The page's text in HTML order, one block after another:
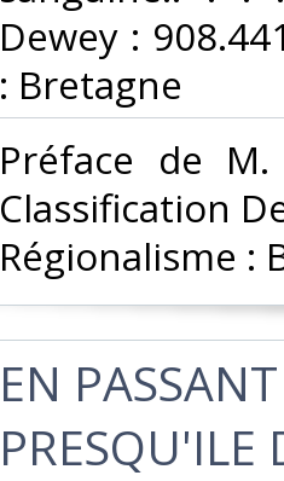
Dewey :
: Bretagne‎
‎Préface de
Classification
Régionalisme :
‎EN
PRESQU'ILE